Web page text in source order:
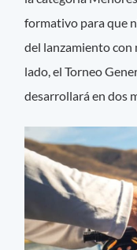
formativo para que
del lanzamiento con
lado, el Torneo
desarrollará en dos